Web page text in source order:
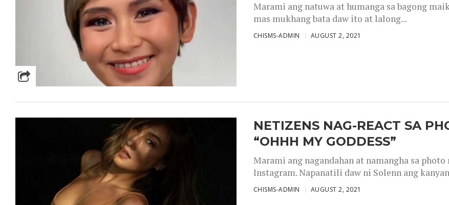
Marami ang natuwa at humanga sa bagong
mas mukhang bata daw ito at lalong...
CHISMS-ADMIN AUGUST 2, 2021
NETIZENS NAG-REACT SA
“OHHH MY GODDESS”
Marami ang nagandahan at namangha sa
Instagram. Napanatili daw ni Solenn ang
CHISMS-ADMIN AUGUST 2, 2021